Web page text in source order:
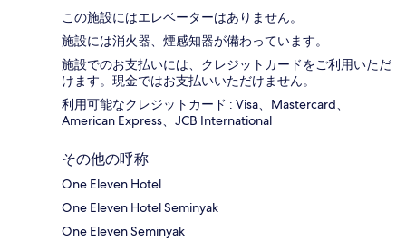
この施設にはエレベーターはありません。
施設には消火器、煙感知器が備わっています。
施設でのお支払いには、クレジットカードをご利用いただ
けます。現金ではお支払いいただけません。
利用可能なクレジットカード : Visa、Mastercard、
American Express、JCB International
その他の呼称
One Eleven Hotel
One Eleven Hotel Seminyak
One Eleven Seminyak